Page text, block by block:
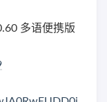
多语便携版